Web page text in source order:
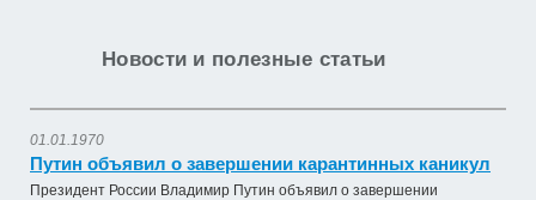
Новости и полезные статьи
01.01.1970
Путин объявил о завершении карантинных каникул
Президент России Владимир Путин объявил о завершении